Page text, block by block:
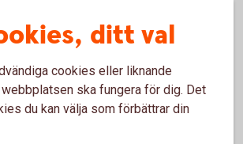
uttaget av föräldrapenning påverkar din
för det oväntade
plan kan behöva ändras. En viktig kund
ditt val
cookies eller liknande
ska fungera för dig. Det
du kan välja som förbättrar din